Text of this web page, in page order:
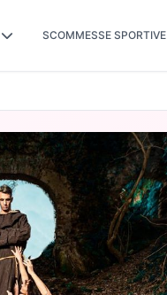
SCOMMESSE SPORTIVE